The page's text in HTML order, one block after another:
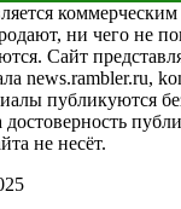
ни чего не
Сайт
news.rambler.ru,
публикуются
достоверность
не несёт.